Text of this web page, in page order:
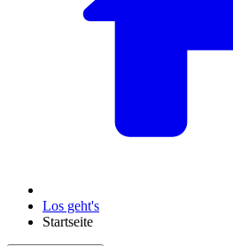
Los geht's
Startseite